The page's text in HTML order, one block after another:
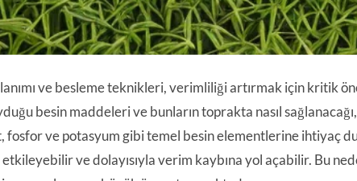
ve besleme teknikleri, verimliliği artırmak için kritik
besin maddeleri ve bunların toprakta nasıl
fosfor ve potasyum gibi temel besin elementlerine ihtiyaç
ve dolayısıyla verim kaybına yol açabilir. Bu